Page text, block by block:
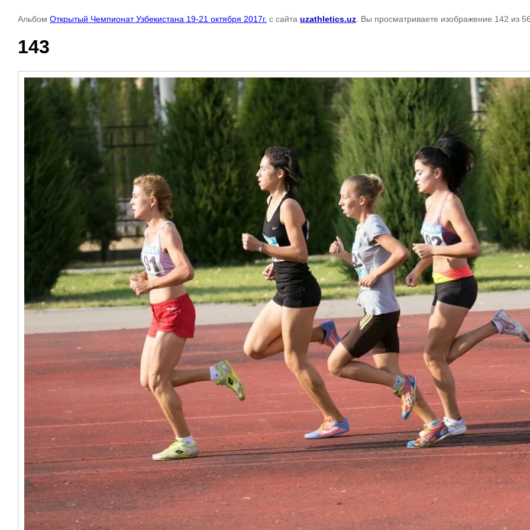
Альбом Открытый Чемпионат Узбекистана 19-21 октября 2017г. с сайта uzathletics.uz . Вы просматриваете изображение 142 из
143